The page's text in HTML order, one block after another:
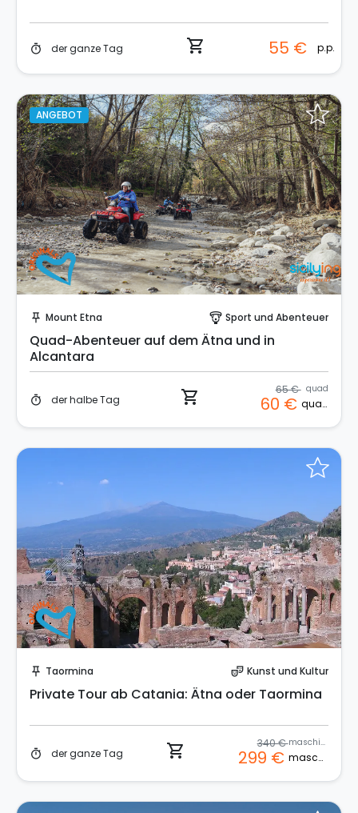
timer der ganze Tag shopping_cart 55 € p.p.
ANGEBOT
push_pin Mount Etna paragliding Sport und Abenteuer
Quad-Abenteuer auf dem Ätna und in
Alcantara
timer der halbe Tag shopping_cart 65 € quad
60 € quad
push_pin Taormina theater_comedy Kunst und Kultur
Private Tour ab Catania: Ätna oder Taormina
timer der ganze Tag shopping_cart 340 € maschine
299 € maschine